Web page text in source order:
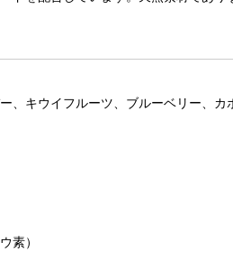
キウイフルーツ、ブルーベリー、
素）